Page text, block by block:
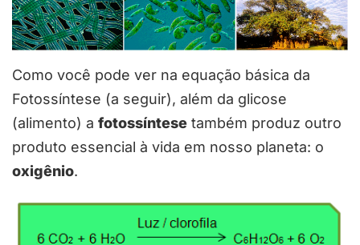
Como você pode ver na equação básica da
Fotossíntese (a seguir), além da glicose
(alimento) a fotossíntese também produz outro
produto essencial à vida em nosso planeta: o
oxigênio.